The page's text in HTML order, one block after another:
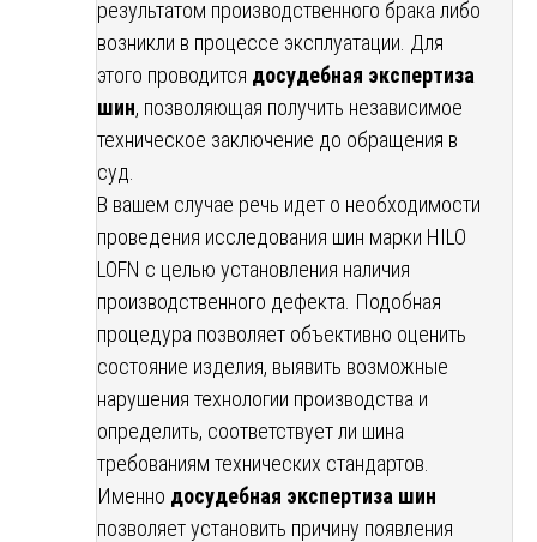
результатом производственного брака либо
возникли в процессе эксплуатации. Для
этого проводится досудебная экспертиза
шин, позволяющая получить независимое
техническое заключение до обращения в
суд.
В вашем случае речь идет о необходимости
проведения исследования шин марки HILO
LOFN с целью установления наличия
производственного дефекта. Подобная
процедура позволяет объективно оценить
состояние изделия, выявить возможные
нарушения технологии производства и
определить, соответствует ли шина
требованиям технических стандартов.
Именно досудебная экспертиза шин
позволяет установить причину появления